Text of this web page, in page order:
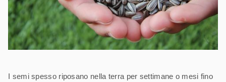
I semi spesso riposano nella terra per settimane o mesi fino